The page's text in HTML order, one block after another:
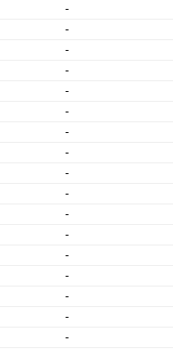
-
-
-
-
-
-
-
-
-
-
-
-
-
-
-
-
-